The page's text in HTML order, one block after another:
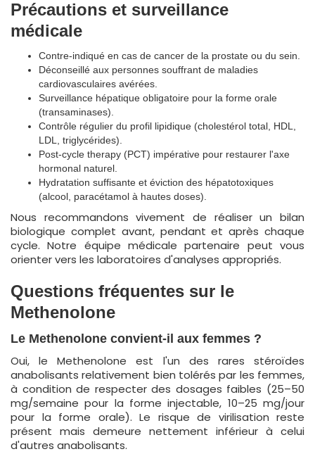
Précautions et surveillance
médicale
Contre-indiqué en cas de cancer de la prostate ou du sein.
Déconseillé aux personnes souffrant de maladies
cardiovasculaires avérées.
Surveillance hépatique obligatoire pour la forme orale
(transaminases).
Contrôle régulier du profil lipidique (cholestérol total, HDL,
LDL, triglycérides).
Post-cycle therapy (PCT) impérative pour restaurer l'axe
hormonal naturel.
Hydratation suffisante et éviction des hépatotoxiques
(alcool, paracétamol à hautes doses).
Nous recommandons vivement de réaliser un bilan
biologique complet avant, pendant et après chaque
cycle. Notre équipe médicale partenaire peut vous
orienter vers les laboratoires d'analyses appropriés.
Questions fréquentes sur le
Methenolone
Le Methenolone convient-il aux femmes ?
Oui, le Methenolone est l'un des rares stéroïdes
anabolisants relativement bien tolérés par les femmes,
à condition de respecter des dosages faibles (25–50
mg/semaine pour la forme injectable, 10–25 mg/jour
pour la forme orale). Le risque de virilisation reste
présent mais demeure nettement inférieur à celui
d'autres anabolisants.